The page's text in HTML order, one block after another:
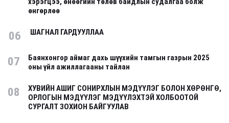
өнгөрлөө
06 ШАГНАЛ ГАРДУУЛЛАА
07
Баянхонгор аймаг дахь шүүхийн тамгын газрын 2025
оны үйл ажиллагааны тайлан
08
ХУВИЙН АШИГ СОНИРХЛЫН МЭДҮҮЛЭГ БОЛОН ХӨРӨНГӨ,
ОРЛОГЫН МЭДҮҮЛЭГ МЭДҮҮЛЭХТЭЙ ХОЛБООТОЙ
СУРГАЛТ ЗОХИОН БАЙГУУЛАВ